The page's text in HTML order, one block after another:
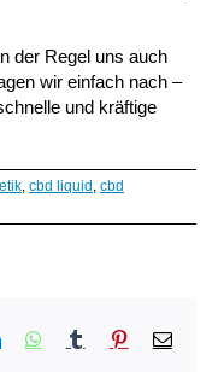
der Regel uns auch
wir einfach nach –
und kräftige
, cbd liquid, cbd
LinkedInWhatsApp
TumblrPinterest
E-